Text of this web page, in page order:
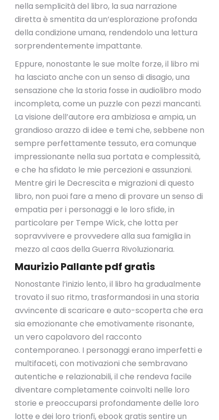
nella semplicità del libro, la sua narrazione
diretta è smentita da un’esplorazione profonda
della condizione umana, rendendolo una lettura
sorprendentemente impattante.
Eppure, nonostante le sue molte forze, il libro mi
ha lasciato anche con un senso di disagio, una
sensazione che la storia fosse in audiolibro modo
incompleta, come un puzzle con pezzi mancanti.
La visione dell’autore era ambiziosa e ampia, un
grandioso arazzo di idee e temi che, sebbene non
sempre perfettamente tessuto, era comunque
impressionante nella sua portata e complessità,
e che ha sfidato le mie percezioni e assunzioni.
Mentre giri le Decrescita e migrazioni di questo
libro, non puoi fare a meno di provare un senso di
empatia per i personaggi e le loro sfide, in
particolare per Tempe Wick, che lotta per
sopravvivere e provvedere alla sua famiglia in
mezzo al caos della Guerra Rivoluzionaria.
Maurizio Pallante pdf gratis
Nonostante l’inizio lento, il libro ha gradualmente
trovato il suo ritmo, trasformandosi in una storia
avvincente di scaricare e auto-scoperta che era
sia emozionante che emotivamente risonante,
un vero capolavoro del racconto
contemporaneo. I personaggi erano imperfetti e
multifaceti, con motivazioni che sembravano
autentiche e relazionabili, il che rendeva facile
diventare completamente coinvolti nelle loro
storie e preoccuparsi profondamente delle loro
lotte e dei loro trionfi, ebook gratis sentire un